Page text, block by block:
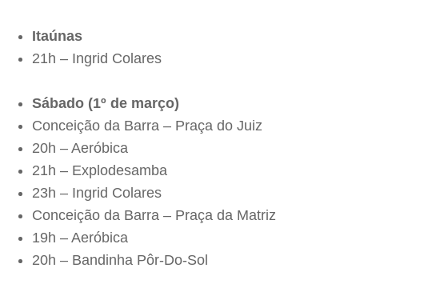
Itaúnas
21h – Ingrid Colares
Sábado (1º de março)
Conceição da Barra – Praça do Juiz
20h – Aeróbica
21h – Explodesamba
23h – Ingrid Colares
Conceição da Barra – Praça da Matriz
19h – Aeróbica
20h – Bandinha Pôr-Do-Sol